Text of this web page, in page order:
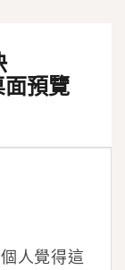
預覽
人覺得這